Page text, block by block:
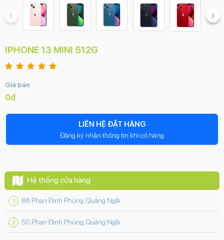
IPHONE 13 MINI 512G
Giá bán
0đ
LIÊN HỆ ĐẶT HÀNG
Đăng ký nhận thông tin khi có hàng
Hệ thống cửa hàng
86 Phan Đình Phùng, Quảng Ngãi
50 Phan Đình Phùng, Quảng Ngãi